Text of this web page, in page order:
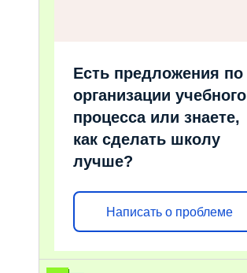
Есть предложения по
организации учебного
процесса или знаете,
как сделать школу
лучше?
Написать о проблеме